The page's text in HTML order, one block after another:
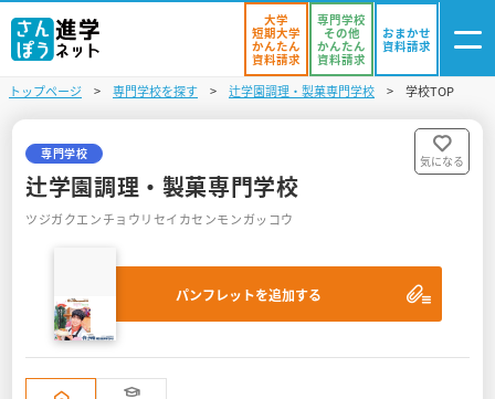
資料リスト
進学イベント
入試・受験入門
大学
短期大学
かんたん
資料請求
専門学校
その他
かんたん
資料請求
おまかせ
資料請求
トップページ 専門学校を探す 辻学園調理・製菓専門学校 学校TOP
専門学校
辻学園調理・製菓専門学校
ツジガクエンチョウリセイカセンモンガッコウ
パンフレットを追加する
気になる